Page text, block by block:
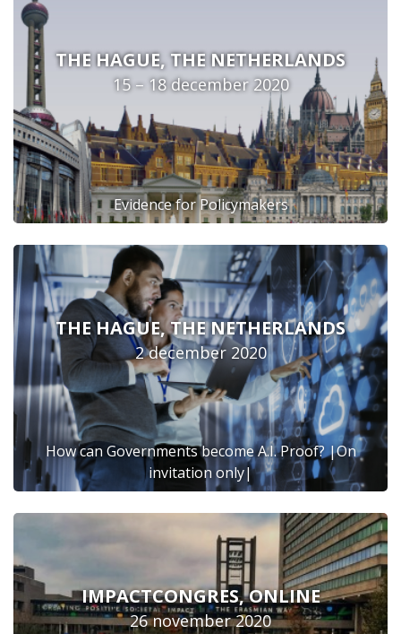
THE HAGUE, THE NETHERLANDS
15 – 18 december 2020
Evidence for Policymakers
THE HAGUE, THE NETHERLANDS
2 december 2020
How can Governments become A.I. Proof? |On
invitation only|
IMPACTCONGRES, ONLINE
26 november 2020